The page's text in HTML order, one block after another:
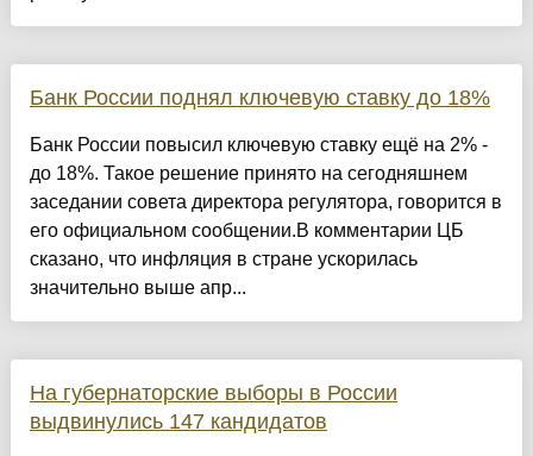
Банк России поднял ключевую ставку до 18%
Банк России повысил ключевую ставку ещё на 2% -
до 18%. Такое решение принято на сегодняшнем
заседании совета директора регулятора, говорится в
его официальном сообщении.В комментарии ЦБ
сказано, что инфляция в стране ускорилась
значительно выше апр...
На губернаторские выборы в России
выдвинулись 147 кандидатов